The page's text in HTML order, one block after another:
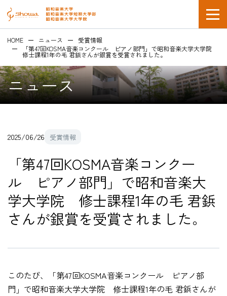
HOME
HOME ニュース
受賞情報
「第47回KOSMA音楽コンクール ピアノ部門」で昭和音楽大学大学院
修士課程1年の毛 君鋲さんが銀賞を受賞されました。
ニュース
2025/06/26 受賞情報
「第47回KOSMA音楽コンクー
ル ピアノ部門」で昭和音楽大
学大学院 修士課程1年の毛 君鋲
さんが銀賞を受賞されました。
このたび、「第47回KOSMA音楽コンクール ピアノ部
門 」で昭和音楽大学大学院 修士課程1年の毛 君鋲さんが